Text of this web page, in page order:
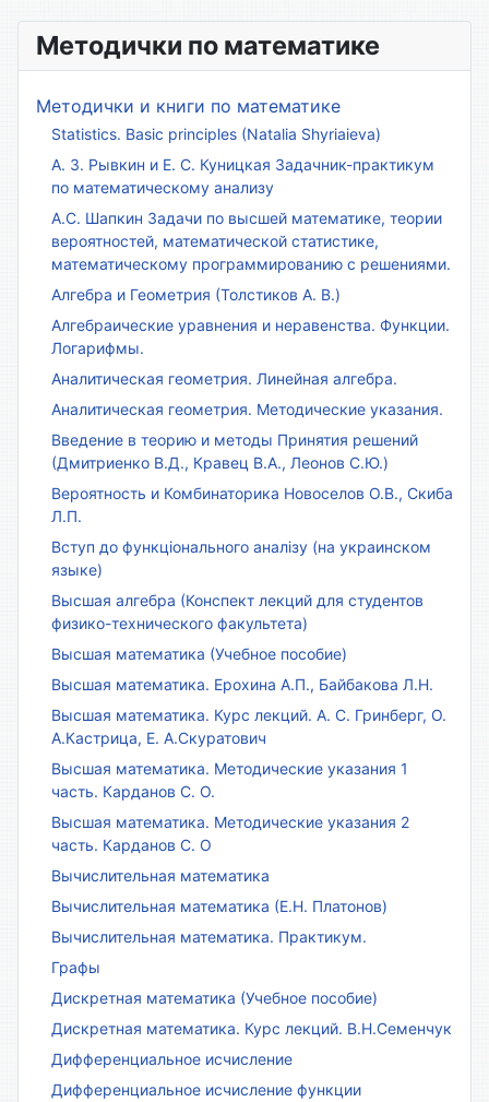
Методички по математике
Методички и книги по математике
Statistics. Basic principles (Natalia Shyriaieva)
А. З. Рывкин и Е. С. Куницкая Задачник-практикум
по математическому анализу
А.С. Шапкин Задачи по высшей математике, теории
вероятностей, математической статистике,
математическому программированию с решениями.
Алгебра и Геометрия (Толстиков А. В.)
Алгебраические уравнения и неравенства. Функции.
Логарифмы.
Аналитическая геометрия. Линейная алгебра.
Аналитическая геометрия. Методические указания.
Введение в теорию и методы Принятия решений
(Дмитриенко В.Д., Кравец В.А., Леонов С.Ю.)
Вероятность и Комбинаторика Новоселов О.В., Скиба
Л.П.
Вступ до функціонального аналізу (на украинском
языке)
Высшая алгебра (Конспект лекций для студентов
физико-технического факультета)
Высшая математика (Учебное пособие)
Высшая математика. Ерохина А.П., Байбакова Л.Н.
Высшая математика. Курс лекций. А. С. Гринберг, О.
А.Кастрица, Е. А.Скуратович
Высшая математика. Методические указания 1
часть. Карданов С. О.
Высшая математика. Методические указания 2
часть. Карданов С. О
Вычислительная математика
Вычислительная математика (Е.Н. Платонов)
Вычислительная математика. Практикум.
Графы
Дискретная математика (Учебное пособие)
Дискретная математика. Курс лекций. В.Н.Семенчук
Дифференциальное исчисление
Дифференциальное исчисление функции